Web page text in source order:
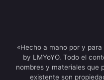
«Hecho a mano por y
by LMYoYO. Todo el
nombres y materiales que
existente son